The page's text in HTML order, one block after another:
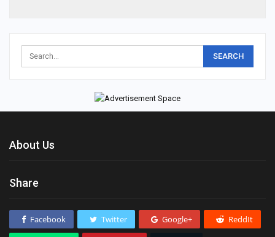
About Us
Share
Facebook Twitter Google+ ReddIt